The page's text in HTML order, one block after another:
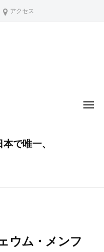
アクセス
で唯一、
メ
ウム・メンフ